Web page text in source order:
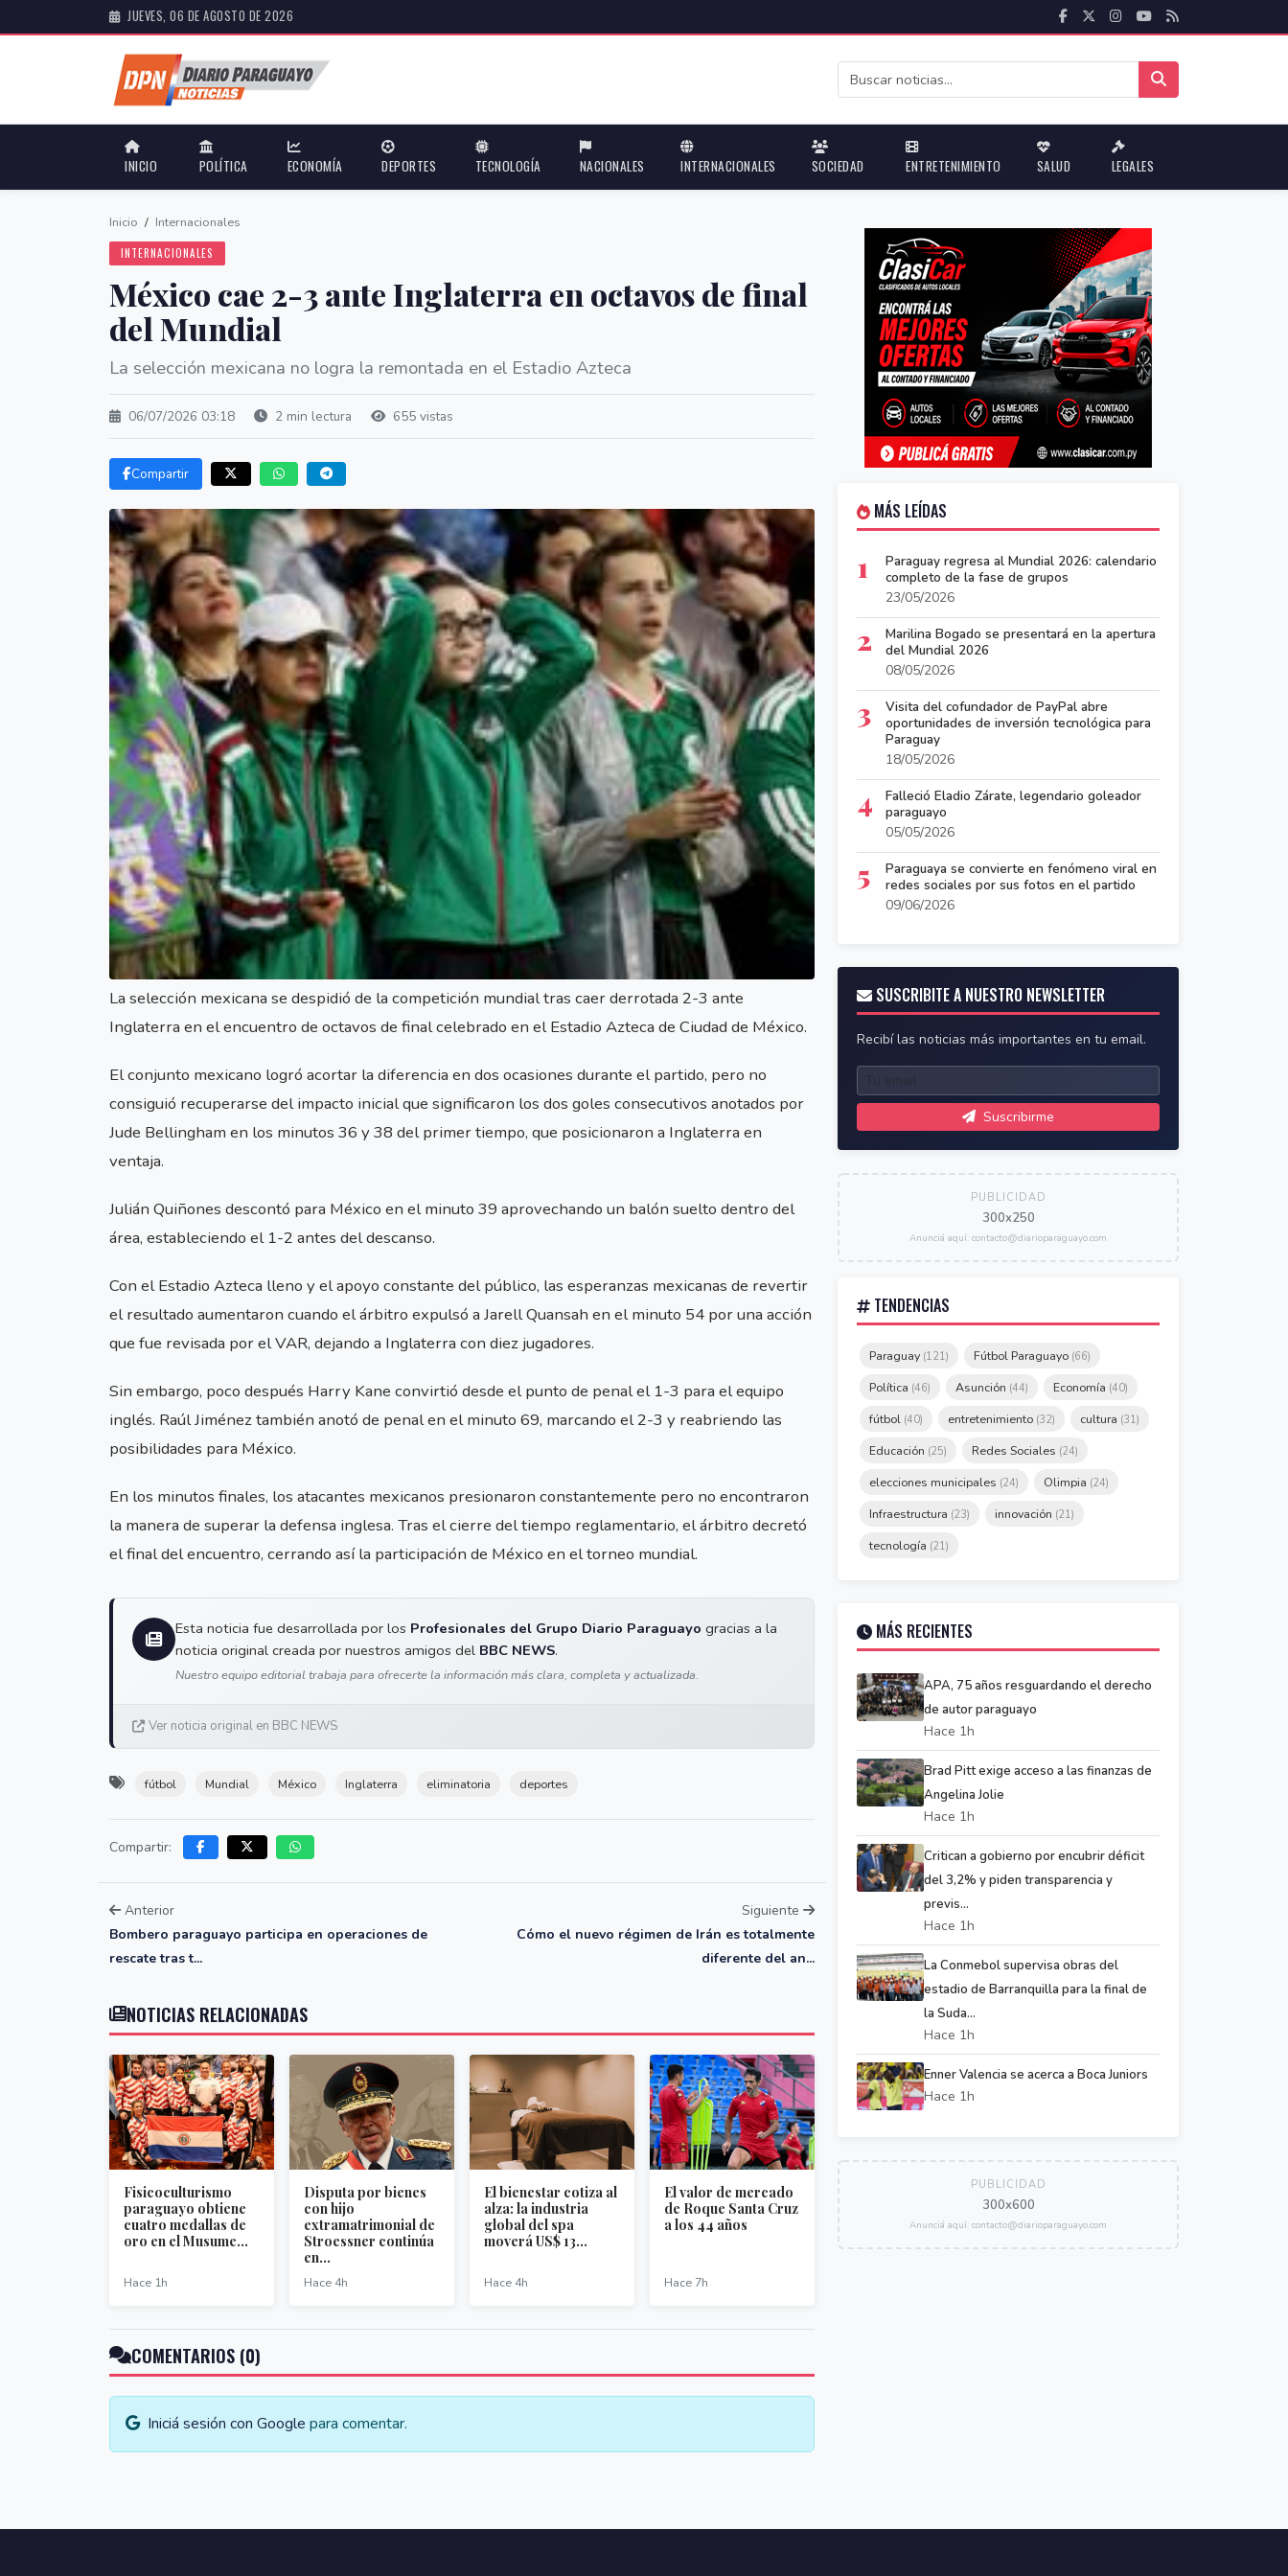
JUEVES, 06 DE AGOSTO DE 2026
INICIO POLÍTICA ECONOMÍA DEPORTES TECNOLOGÍA NACIONALES INTERNACIONALES SOCIEDAD ENTRETENIMIENTO SALUD LEGALES
Inicio / Internacionales
INTERNACIONALES
México cae 2-3 ante Inglaterra en octavos de final
del Mundial
La selección mexicana no logra la remontada en el Estadio Azteca
06/07/2026 03:18 2 min lectura 655 vistas
Compartir
La selección mexicana se despidió de la competición mundial tras caer derrotada 2-3 ante
Inglaterra en el encuentro de octavos de final celebrado en el Estadio Azteca de Ciudad de México.
El conjunto mexicano logró acortar la diferencia en dos ocasiones durante el partido, pero no
consiguió recuperarse del impacto inicial que significaron los dos goles consecutivos anotados por
Jude Bellingham en los minutos 36 y 38 del primer tiempo, que posicionaron a Inglaterra en
ventaja.
Julián Quiñones descontó para México en el minuto 39 aprovechando un balón suelto dentro del
área, estableciendo el 1-2 antes del descanso.
Con el Estadio Azteca lleno y el apoyo constante del público, las esperanzas mexicanas de revertir
el resultado aumentaron cuando el árbitro expulsó a Jarell Quansah en el minuto 54 por una acción
que fue revisada por el VAR, dejando a Inglaterra con diez jugadores.
Sin embargo, poco después Harry Kane convirtió desde el punto de penal el 1-3 para el equipo
inglés. Raúl Jiménez también anotó de penal en el minuto 69, marcando el 2-3 y reabriendo las
posibilidades para México.
En los minutos finales, los atacantes mexicanos presionaron constantemente pero no encontraron
la manera de superar la defensa inglesa. Tras el cierre del tiempo reglamentario, el árbitro decretó
el final del encuentro, cerrando así la participación de México en el torneo mundial.
Esta noticia fue desarrollada por los Profesionales del Grupo Diario Paraguayo gracias a la
noticia original creada por nuestros amigos del BBC NEWS.
Nuestro equipo editorial trabaja para ofrecerte la información más clara, completa y actualizada.
Ver noticia original en BBC NEWS
fútbol Mundial México Inglaterra eliminatoria deportes
Compartir:
Anterior
Bombero paraguayo participa en operaciones de
rescate tras t...
Siguiente
Cómo el nuevo régimen de Irán es totalmente
diferente del an...
NOTICIAS RELACIONADAS
Fisicoculturismo
paraguayo obtiene
cuatro medallas de
oro en el Musume...
Hace 1h
Disputa por bienes
con hijo
extramatrimonial de
Stroessner continúa
en...
Hace 4h
El bienestar cotiza al
alza: la industria
global del spa
moverá US$ 13...
Hace 4h
El valor de mercado
de Roque Santa Cruz
a los 44 años
Hace 7h
COMENTARIOS (0)
Iniciá sesión con Google para comentar.
MÁS LEÍDAS
1
Paraguay regresa al Mundial 2026: calendario
completo de la fase de grupos
23/05/2026
2
Marilina Bogado se presentará en la apertura
del Mundial 2026
08/05/2026
3
Visita del cofundador de PayPal abre
oportunidades de inversión tecnológica para
Paraguay
18/05/2026
4
Falleció Eladio Zárate, legendario goleador
paraguayo
05/05/2026
5
Paraguaya se convierte en fenómeno viral en
redes sociales por sus fotos en el partido
09/06/2026
SUSCRIBITE A NUESTRO NEWSLETTER
Recibí las noticias más importantes en tu email.
Suscribirme
PUBLICIDAD
300x250
Anunciá aquí: contacto@diarioparaguayo.com
TENDENCIAS
Paraguay (121) Fútbol Paraguayo (66)
Política (46) Asunción (44) Economía (40)
fútbol (40) entretenimiento (32) cultura (31)
Educación (25) Redes Sociales (24)
elecciones municipales (24) Olimpia (24)
Infraestructura (23) innovación (21)
tecnología (21)
MÁS RECIENTES
APA, 75 años resguardando el derecho
de autor paraguayo
Hace 1h
Brad Pitt exige acceso a las finanzas de
Angelina Jolie
Hace 1h
Critican a gobierno por encubrir déficit
del 3,2% y piden transparencia y
previs...
Hace 1h
La Conmebol supervisa obras del
estadio de Barranquilla para la final de
la Suda...
Hace 1h
Enner Valencia se acerca a Boca Juniors
Hace 1h
PUBLICIDAD
300x600
Anunciá aquí: contacto@diarioparaguayo.com